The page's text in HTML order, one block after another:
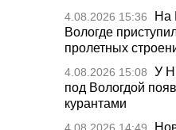
4.08.2026 15:36
На
Вологде
пролетных
4.08.2026 15:08
У
под Вологдой
курантами